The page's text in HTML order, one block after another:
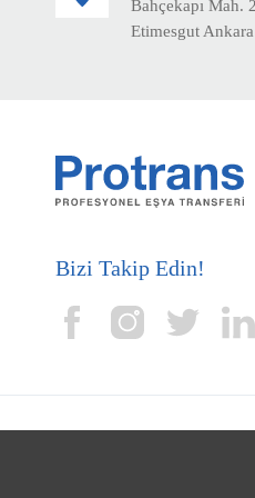
Bahçekapı Mah.
Etimesgut Ankara
Bizi Takip Edin!